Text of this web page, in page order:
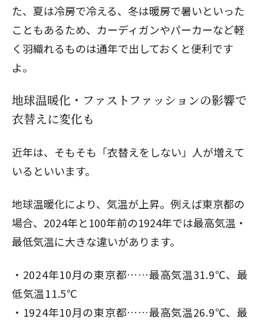
た、夏は冷房で冷える、冬は暖房で暑いといった
こともあるため、カーディガンやパーカーなど軽
く羽織れるものは通年で出しておくと便利です
よ。
地球温暖化・ファストファッションの影響で
衣替えに変化も
近年は、そもそも「衣替えをしない」人が増えて
いるといいます。
地球温暖化により、気温が上昇。例えば東京都の
場合、2024年と100年前の1924年では最高気温・
最低気温に大きな違いがあります。
2024年10月の東京都……最高気温31.9℃、最
低気温11.5℃
1924年10月の東京都……最高気温26.9℃、最